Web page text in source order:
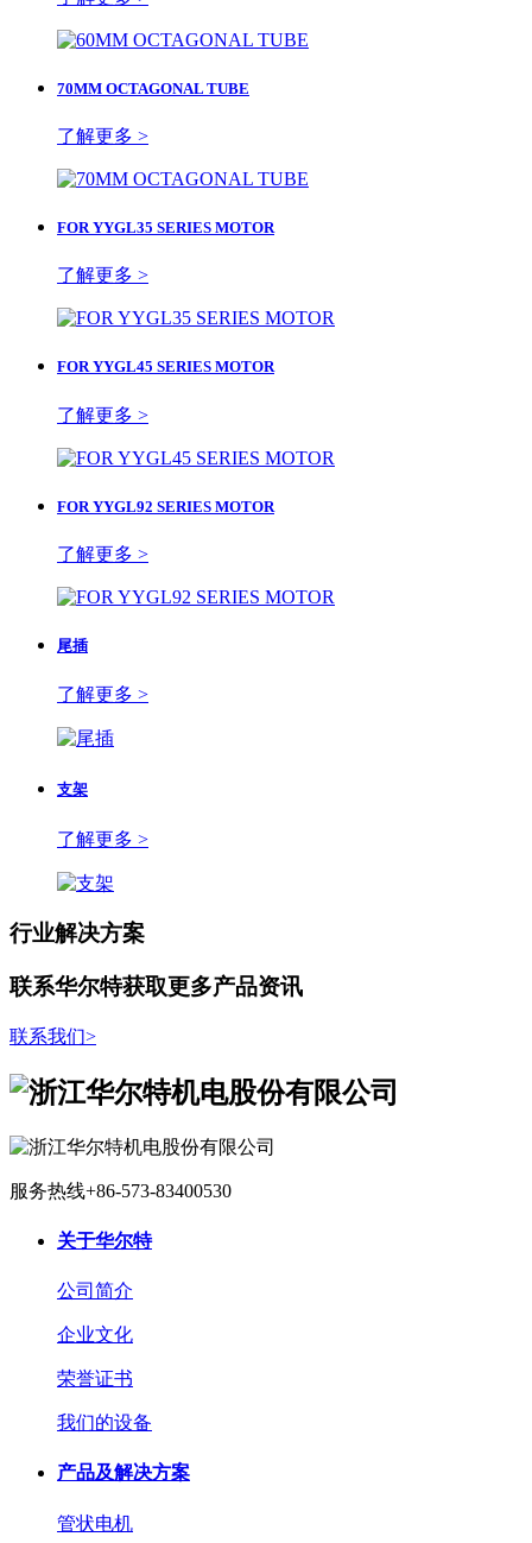
70MM OCTAGONAL TUBE
了解更多 >
FOR YYGL35 SERIES MOTOR
了解更多 >
FOR YYGL45 SERIES MOTOR
了解更多 >
FOR YYGL92 SERIES MOTOR
了解更多 >
尾插
了解更多 >
支架
了解更多 >
行业解决方案
联系华尔特获取更多产品资讯
联系我们>
服务热线+86-573-83400530
关于华尔特
公司简介
企业文化
荣誉证书
我们的设备
产品及解决方案
管状电机